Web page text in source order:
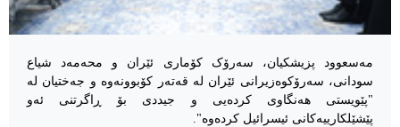
مەسعوود پزیشکیان، سەرۆک کۆماری ئێران و محەمەد شیاع
سودانی، سەرۆکوەزیرانی ئێران لە قەتەر كۆبوونەوە و جەختیان لە
"پێویستی هەنگاوی کردەیی و جیددی بۆ ڕاگرتنی ئەو
پێشێلکارییەكانی ئیسرائیل كردەوە".